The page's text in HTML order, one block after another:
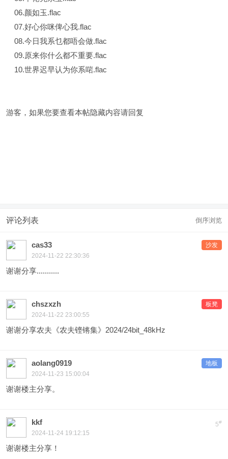
06.颜如玉.flac
07.好心你咪俾心我.flac
08.今日我系乜都唔会做.flac
09.原来你什么都不重要.flac
10.世界迟早认为你系啱.flac
游客，如果您要查看本帖隐藏内容请回复
评论列表 倒序浏览
沙发
cas33
2024-11-22 22:30:36
谢谢分享...........
板凳
chszxzh
2024-11-22 23:00:55
谢谢分享农夫《农夫铿锵集》2024/24bit_48kHz
地板
aolang0919
2024-11-23 15:00:04
谢谢楼主分享。
5#
kkf
2024-11-24 19:12:15
谢谢楼主分享！